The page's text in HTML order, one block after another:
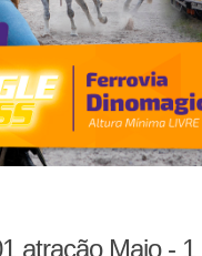
atração Maio -